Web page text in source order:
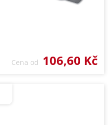
Cena od 106,60 Kč